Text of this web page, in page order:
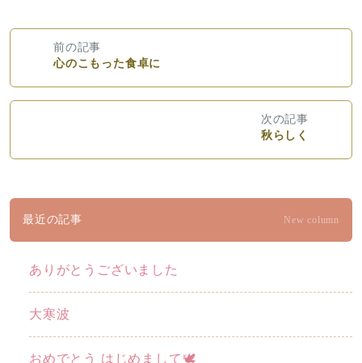
前の記事
心のこもった食卓に
次の記事
秋らしく
最近の記事 New column
ありがとうございました
大寒波
おめでとう はじめまして🕊️